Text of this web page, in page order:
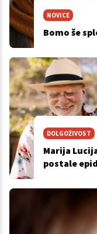
NOVICE
Bomo še
DOLGOŽIVOST
Marija
postale